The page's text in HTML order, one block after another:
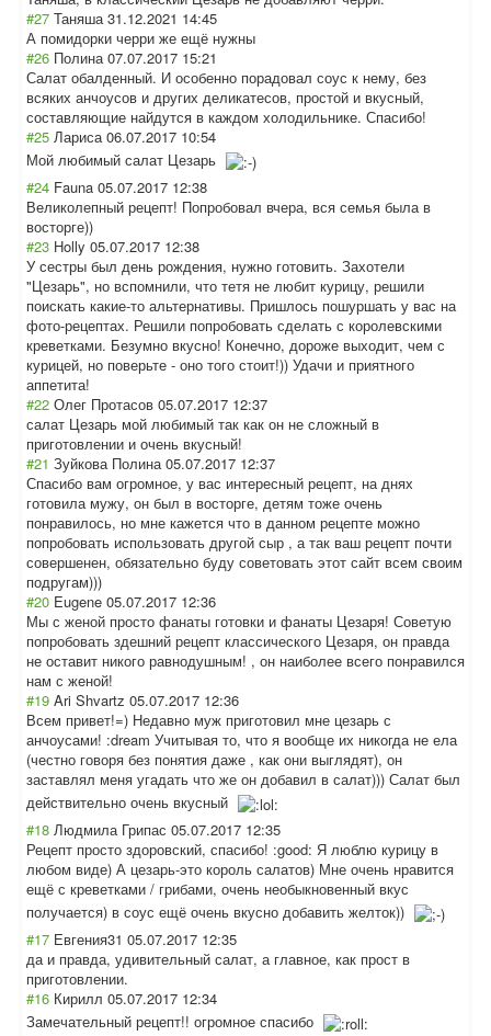
#27 Таняша 31.12.2021 14:45
А помидорки черри же ещё нужны
#26 Полина 07.07.2017 15:21
Салат обалденный. И особенно порадовал соус к нему, без
всяких анчоусов и других деликатесов, простой и вкусный,
составляющие найдутся в каждом холодильнике. Спасибо!
#25 Лариса 06.07.2017 10:54
Мой любимый салат Цезарь
#24 Fauna 05.07.2017 12:38
Великолепный рецепт! Попробовал вчера, вся семья была в
восторге))
#23 Holly 05.07.2017 12:38
У сестры был день рождения, нужно готовить. Захотели
"Цезарь", но вспомнили, что тетя не любит курицу, решили
поискать какие-то альтернативы. Пришлось пошуршать у вас на
фото-рецептах. Решили попробовать сделать с королевскими
креветками. Безумно вкусно! Конечно, дороже выходит, чем с
курицей, но поверьте - оно того стоит!)) Удачи и приятного
аппетита!
#22 Олег Протасов 05.07.2017 12:37
салат Цезарь мой любимый так как он не сложный в
приготовлении и очень вкусный!
#21 Зуйкова Полина 05.07.2017 12:37
Спасибо вам огромное, у вас интересный рецепт, на днях
готовила мужу, он был в восторге, детям тоже очень
понравилось, но мне кажется что в данном рецепте можно
попробовать использовать другой сыр , а так ваш рецепт почти
совершенен, обязательно буду советовать этот сайт всем своим
подругам)))
#20 Eugene 05.07.2017 12:36
Мы с женой просто фанаты готовки и фанаты Цезаря! Советую
попробовать здешний рецепт классического Цезаря, он правда
не оставит никого равнодушным! , он наиболее всего понравился
нам с женой!
#19 Ari Shvartz 05.07.2017 12:36
Всем привет!=) Недавно муж приготовил мне цезарь с
анчоусами! :dream Учитывая то, что я вообще их никогда не ела
(честно говоря без понятия даже , как они выглядят), он
заставлял меня угадать что же он добавил в салат))) Салат был
действительно очень вкусный
#18 Людмила Грипас 05.07.2017 12:35
Рецепт просто здоровский, спасибо! :good: Я люблю курицу в
любом виде) А цезарь-это король салатов) Мне очень нравится
ещё с креветками / грибами, очень необыкновенный вкус
получается) в соус ещё очень вкусно добавить желток))
#17 Евгения31 05.07.2017 12:35
да и правда, удивительный салат, а главное, как прост в
приготовлении.
#16 Кирилл 05.07.2017 12:34
Замечательный рецепт!! огромное спасибо